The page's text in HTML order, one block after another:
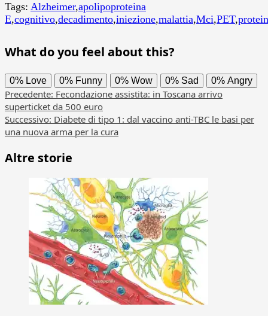
Tags: Alzheimer,apolipoproteina
E,cognitivo,decadimento,iniezione,malattia,Mci,PET,
What do you feel about this?
0% Love 0% Funny 0% Wow 0% Sad 0% Angry
Navigazione
articolo
Precedente: Fecondazione assistita: in Toscana arrivo
superticket da 500 euro
Successivo: Diabete di tipo 1: dal vaccino anti-TBC le basi per
una nuova arma per la cura
Altre storie